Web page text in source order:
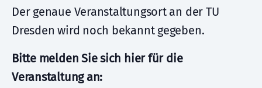
Der genaue Veranstaltungsort an der TU
Dresden wird noch bekannt gegeben.
Bitte melden Sie sich hier für die
Veranstaltung an: